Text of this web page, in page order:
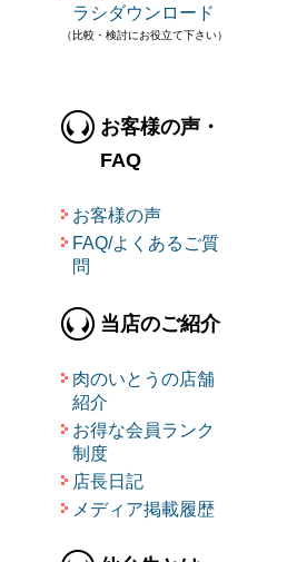
ラシダウンロード
（比較・検討にお役立て下さい）
お客様の声・
FAQ
お客様の声
FAQ/よくあるご質
問
当店のご紹介
肉のいとうの店舗
紹介
お得な会員ランク
制度
店長日記
メディア掲載履歴